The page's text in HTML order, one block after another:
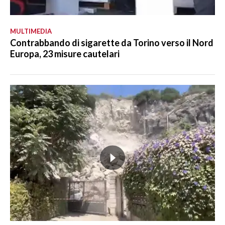
MULTIMEDIA
Contrabbando di sigarette da Torino verso il Nord
Europa, 23 misure cautelari